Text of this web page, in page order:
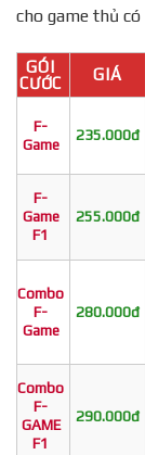
cho game thủ
GÓI
CƯỚC
GIÁ
F-
Game
235.000đ
F-
Game
F1
255.000đ
Combo
F-
Game
280.000đ
Combo
F-
GAME
F1
290.000đ